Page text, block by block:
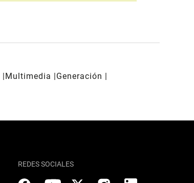
Multimedia
Generación
REDES SOCIALES